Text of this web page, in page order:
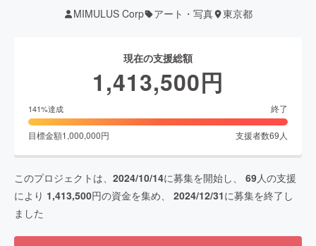
MIMULUS Corp アート・写真 東京都
現在の支援総額
1,413,500円
141%達成 終了
目標金額1,000,000円 支援者数69 人
このプロジェクトは、 2024/10/14に募集を開始し、 69人の支援
により 1,413,500円の資金を集め、 2024/12/31に募集を終了し
ました